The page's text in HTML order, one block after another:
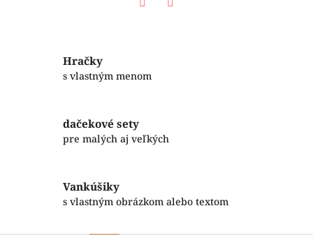
Hračky
s vlastným menom
dačekové sety
pre malých aj veľkých
Vankúšiky
s vlastným obrázkom alebo textom